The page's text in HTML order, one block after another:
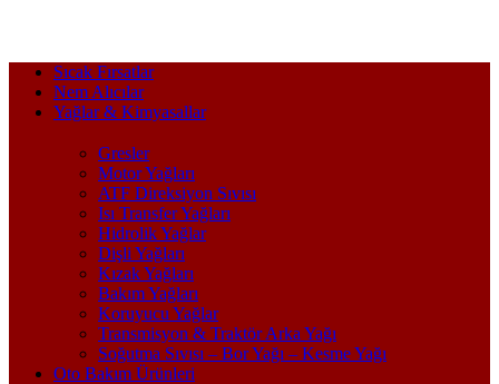
Sıcak Fırsatlar
Nem Alıcılar
Yağlar & Kimyasallar
Gresler
Motor Yağları
ATF Direksiyon Sıvısı
Isı Transfer Yağları
Hidrolik Yağlar
Dişli Yağları
Kızak Yağları
Bakım Yağları
Koruyucu Yağlar
Transmisyon & Traktör Arka Yağı
Soğutma Sıvısı – Bor Yağı – Kesme Yağı
Oto Bakım Ürünleri